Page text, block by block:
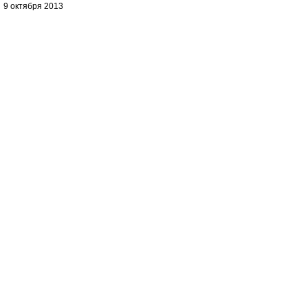
9 октября 2013